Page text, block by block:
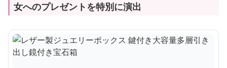
女へのプレゼントを特別に演出